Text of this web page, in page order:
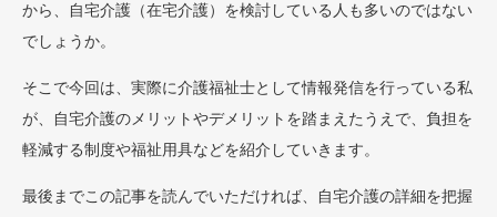
から、自宅介護（在宅介護）を検討している人も多いのではない
でしょうか。
そこで今回は、実際に介護福祉士として情報発信を行っている私
が、自宅介護のメリットやデメリットを踏まえたうえで、負担を
軽減する制度や福祉用具などを紹介していきます。
最後までこの記事を読んでいただければ、自宅介護の詳細を把握